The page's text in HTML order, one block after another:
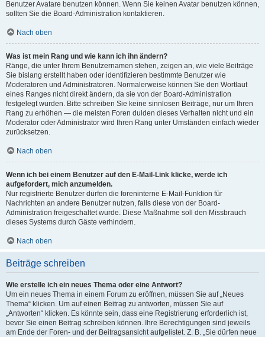
Benutzer Avatare benutzen können. Wenn Sie keinen Avatar benutzen können,
sollten Sie die Board-Administration kontaktieren.
Nach oben
Was ist mein Rang und wie kann ich ihn ändern?
Ränge, die unter Ihrem Benutzernamen stehen, zeigen an, wie viele Beiträge
Sie bislang erstellt haben oder identifizieren bestimmte Benutzer wie
Moderatoren und Administratoren. Normalerweise können Sie den Wortlaut
eines Ranges nicht direkt ändern, da sie von der Board-Administration
festgelegt wurden. Bitte schreiben Sie keine sinnlosen Beiträge, nur um Ihren
Rang zu erhöhen — die meisten Foren dulden dieses Verhalten nicht und ein
Moderator oder Administrator wird Ihren Rang unter Umständen einfach wieder
zurücksetzen.
Nach oben
Wenn ich bei einem Benutzer auf den E-Mail-Link klicke, werde ich
aufgefordert, mich anzumelden.
Nur registrierte Benutzer dürfen die foreninterne E-Mail-Funktion für
Nachrichten an andere Benutzer nutzen, falls diese von der Board-
Administration freigeschaltet wurde. Diese Maßnahme soll den Missbrauch
dieses Systems durch Gäste verhindern.
Nach oben
Beiträge schreiben
Wie erstelle ich ein neues Thema oder eine Antwort?
Um ein neues Thema in einem Forum zu eröffnen, müssen Sie auf „Neues
Thema“ klicken. Um auf einen Beitrag zu antworten, müssen Sie auf
„Antworten“ klicken. Es könnte sein, dass eine Registrierung erforderlich ist,
bevor Sie einen Beitrag schreiben können. Ihre Berechtigungen sind jeweils
am Ende der Foren- und der Beitragsansicht aufgelistet. Z. B. „Sie dürfen neue